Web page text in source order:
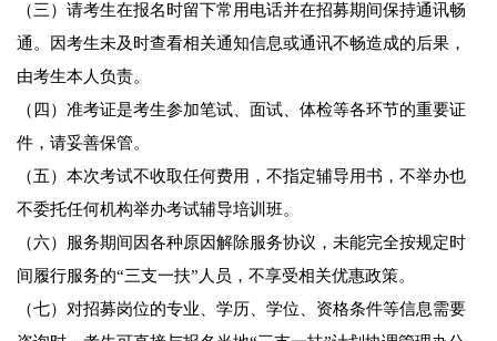
（三）请考生在报名时留下常用电话并在招募期间保持通讯畅
通。因考生未及时查看相关通知信息或通讯不畅造成的后果，
由考生本人负责。
（四）准考证是考生参加笔试、面试、体检等各环节的重要证
件，请妥善保管。
（五）本次考试不收取任何费用，不指定辅导用书，不举办也
不委托任何机构举办考试辅导培训班。
（六）服务期间因各种原因解除服务协议，未能完全按规定时
间履行服务的“三支一扶”人员，不享受相关优惠政策。
（七）对招募岗位的专业、学历、学位、资格条件等信息需要